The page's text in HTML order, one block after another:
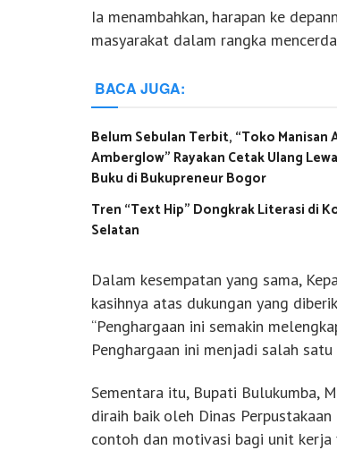
Ia menambahkan, harapan ke
masyarakat dalam rangka
BACA JUGA:
Belum Sebulan Terbit, “Toko Manisan
Amberglow” Rayakan Cetak Ulang
Buku di Bukupreneur Bogor
Tren “Text Hip” Dongkrak Literasi di
Selatan
Dalam kesempatan yang sama,
kasihnya atas dukungan yang
“Penghargaan ini semakin
Penghargaan ini menjadi salah
Sementara itu, Bupati Bulukumba,
diraih baik oleh Dinas
contoh dan motivasi bagi unit